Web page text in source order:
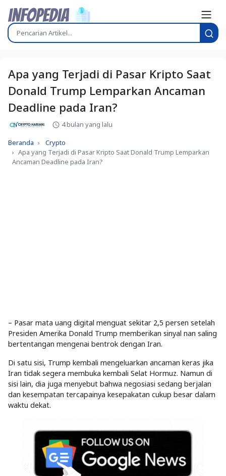
Apa yang Terjadi di Pasar Kripto Saat
Donald Trump Lemparkan Ancaman
Deadline pada Iran?
4 bulan yang lalu
Beranda
Crypto
Apa yang Terjadi di Pasar Kripto Saat Donald Trump Lemparkan
Ancaman Deadline pada Iran?
– Pasar mata uang digital menguat sekitar 2,5 persen setelah
Presiden Amerika Donald Trump memberikan sinyal nan saling
bertentangan mengenai bentrok dengan Iran.
Di satu sisi, Trump kembali mengeluarkan ancaman keras jika
Iran tidak segera membuka kembali Selat Hormuz. Namun di
sisi lain, dia juga menyebut bahwa negosiasi sedang berjalan
dan kesempatan tercapainya kesepakatan cukup besar dalam
waktu dekat.